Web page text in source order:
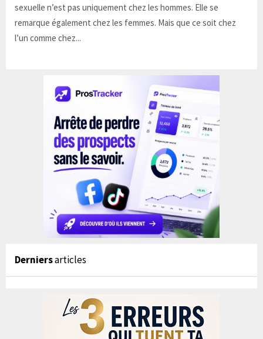
sexuelle n’est pas uniquement chez les hommes. Elle se
remarque également chez les femmes. Mais que ce soit chez
l’un comme chez...
Derniersarticles